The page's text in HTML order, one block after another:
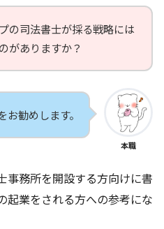
の司法書士が採る戦略には
がありますか？
本職
勧めします。
事務所を開設する方向けに書
起業をされる方への参考にな